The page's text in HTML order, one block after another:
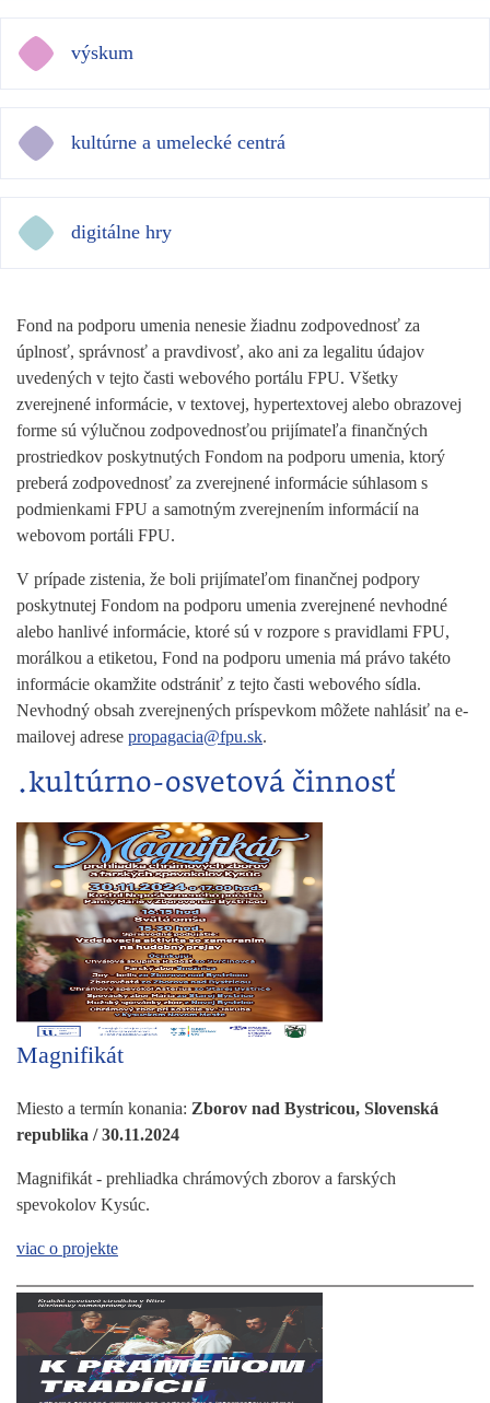
výskum
kultúrne a umelecké centrá
digitálne hry
Fond na podporu umenia nenesie žiadnu zodpovednosť za
úplnosť, správnosť a pravdivosť, ako ani za legalitu údajov
uvedených v tejto časti webového portálu FPU. Všetky
zverejnené informácie, v textovej, hypertextovej alebo obrazovej
forme sú výlučnou zodpovednosťou prijímateľa finančných
prostriedkov poskytnutých Fondom na podporu umenia, ktorý
preberá zodpovednosť za zverejnené informácie súhlasom s
podmienkami FPU a samotným zverejnením informácií na
webovom portáli FPU.
V prípade zistenia, že boli prijímateľom finančnej podpory
poskytnutej Fondom na podporu umenia zverejnené nevhodné
alebo hanlivé informácie, ktoré sú v rozpore s pravidlami FPU,
morálkou a etiketou, Fond na podporu umenia má právo takéto
informácie okamžite odstrániť z tejto časti webového sídla.
Nevhodný obsah zverejnených príspevkom môžete nahlásiť na e-
mailovej adrese propagacia@fpu.sk.
.kultúrno-osvetová činnosť
Magnifikát
Miesto a termín konania: Zborov nad Bystricou, Slovenská
republika / 30.11.2024
Magnifikát - prehliadka chrámových zborov a farských
spevokolov Kysúc.
viac o projekte